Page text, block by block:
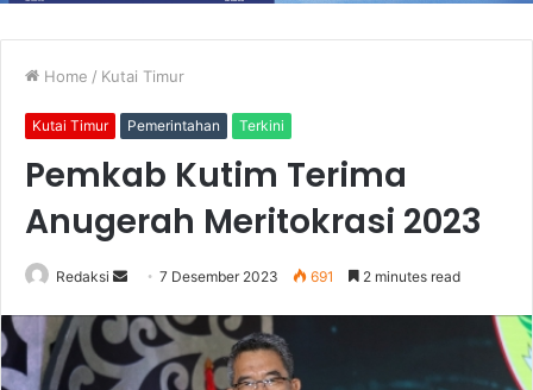
Home / Kutai Timur
Kutai Timur Pemerintahan Terkini
Pemkab Kutim Terima
Anugerah Meritokrasi 2023
Redaksi
Send
email
7 Desember 2023 691 2 minutes read